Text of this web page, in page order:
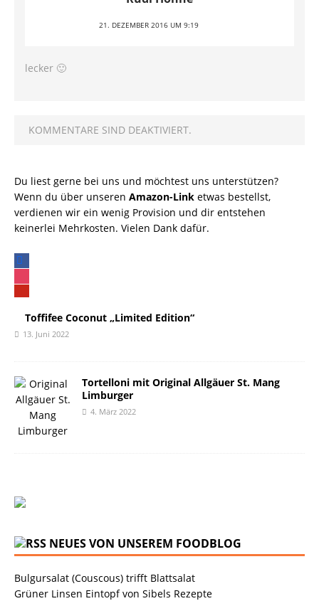
21. DEZEMBER 2016 UM 9:19
lecker 🙂
KOMMENTARE SIND DEAKTIVIERT.
Du liest gerne bei uns und möchtest uns unterstützen?
Wenn du über unseren Amazon-Link etwas bestellst,
verdienen wir ein wenig Provision und dir entstehen
keinerlei Mehrkosten. Vielen Dank dafür.
facebook
instagram
pinterest
Toffifee Coconut „Limited Edition“
13. Juni 2022
Tortelloni mit Original Allgäuer St. Mang
Limburger
4. März 2022
NEUES VON UNSEREM FOODBLOG
Bulgursalat (Couscous) trifft Blattsalat
Grüner Linsen Eintopf von Sibels Rezepte